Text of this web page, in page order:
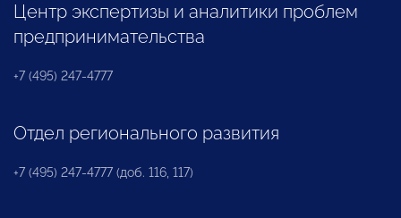
Центр экспертизы и аналитики проблем
предпринимательства
+7 (495) 247-4777
Отдел регионального развития
+7 (495) 247-4777 (доб. 116, 117)